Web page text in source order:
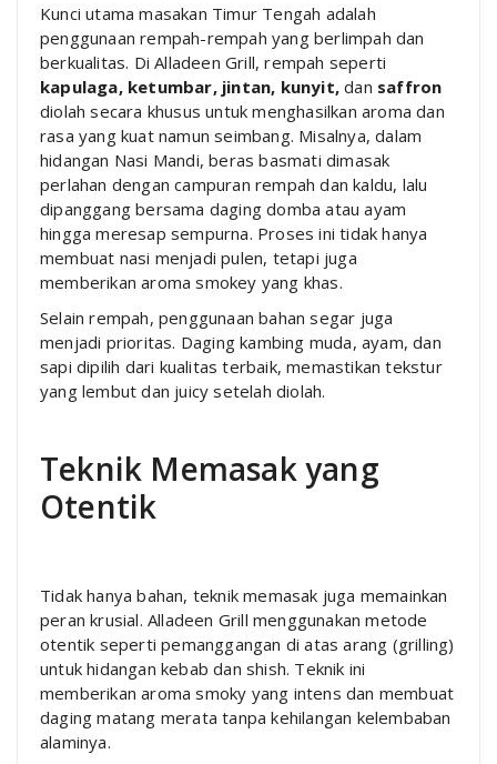
Kunci utama masakan Timur Tengah adalah
penggunaan rempah-rempah yang berlimpah dan
berkualitas. Di Alladeen Grill, rempah seperti
kapulaga, ketumbar, jintan, kunyit, dan saffron
diolah secara khusus untuk menghasilkan aroma dan
rasa yang kuat namun seimbang. Misalnya, dalam
hidangan Nasi Mandi, beras basmati dimasak
perlahan dengan campuran rempah dan kaldu, lalu
dipanggang bersama daging domba atau ayam
hingga meresap sempurna. Proses ini tidak hanya
membuat nasi menjadi pulen, tetapi juga
memberikan aroma smokey yang khas.
Selain rempah, penggunaan bahan segar juga
menjadi prioritas. Daging kambing muda, ayam, dan
sapi dipilih dari kualitas terbaik, memastikan tekstur
yang lembut dan juicy setelah diolah.
Teknik Memasak yang
Otentik
Tidak hanya bahan, teknik memasak juga memainkan
peran krusial. Alladeen Grill menggunakan metode
otentik seperti pemanggangan di atas arang (grilling)
untuk hidangan kebab dan shish. Teknik ini
memberikan aroma smoky yang intens dan membuat
daging matang merata tanpa kehilangan kelembaban
alaminya.